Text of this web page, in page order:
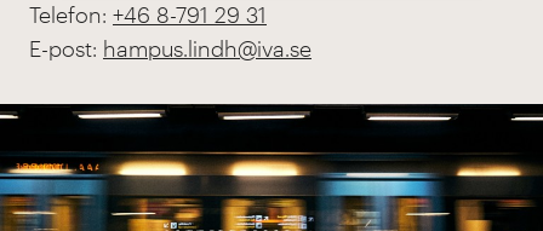
Telefon: +46 8-791 29 31
E-post: hampus.lindh@iva.se